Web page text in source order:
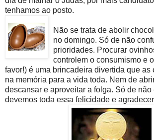
tenhamos ao posto.
Não se trata de abolir
no domingo. Só de não
prioridades. Procurar
controlem o consumismo e
favor!) é uma brincadeira divertida que as
na memória para a vida toda. Nem de
descansar e aproveitar a folga. Só de
devemos toda essa felicidade e